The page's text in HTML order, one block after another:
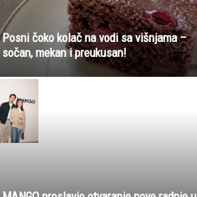
Posni čoko kolač na vodi sa višnjama –
sočan, mekan i preukusan!